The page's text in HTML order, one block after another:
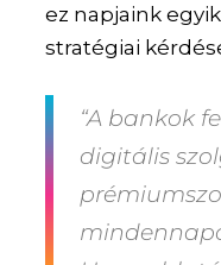
ez napjaink
stratégiai
“A bankok
digitális